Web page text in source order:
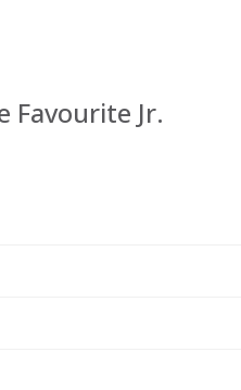
Favourite Jr.